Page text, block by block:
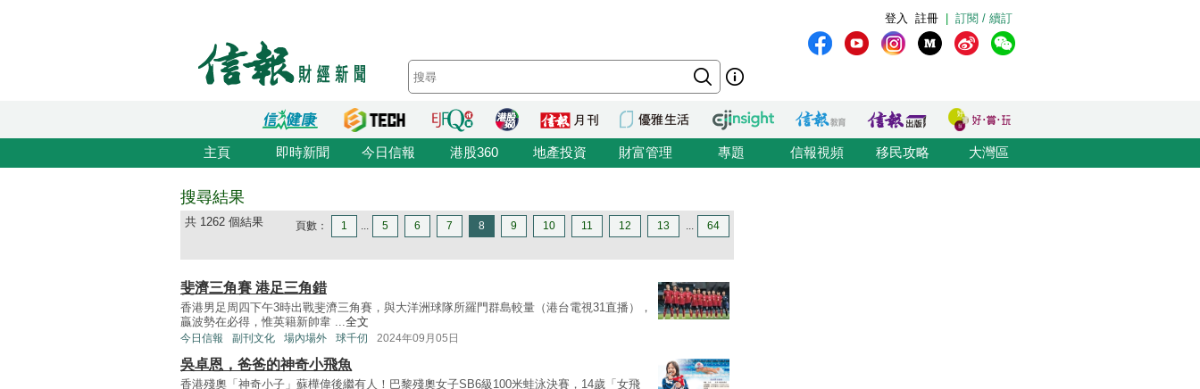
訂閱 / 續訂
註冊
登入
主頁 即時新聞 今日信報 港股360 地產投資 財富管理 專題 信報視頻 移民攻略 大灣區
搜尋結果
共 1262 個結果 頁數： 1 ... 5 6 7 8 9 10 11 12 13 ... 64
斐濟三角賽 港足三角錯
香港男足周四下午3時出戰斐濟三角賽，與大洋洲球隊所羅門群島較量（港台電視31直播），
贏波勢在必得，惟英籍新帥韋 ...全文
今日信報 副刊文化 場內場外 球千仞 2024年09月05日
吳卓恩，爸爸的神奇小飛魚
香港殘奧「神奇小子」蘇樺偉後繼有人！巴黎殘奧女子SB6級100米蛙泳決賽，14歲「女飛